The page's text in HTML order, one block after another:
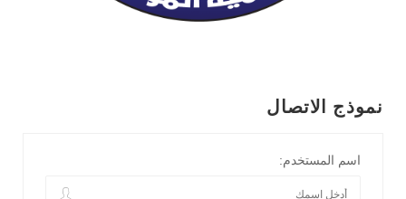
نموذج الاتصال
اسم المستخدم: